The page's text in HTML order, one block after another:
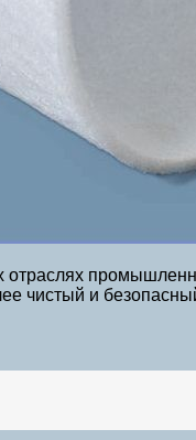
чистый и